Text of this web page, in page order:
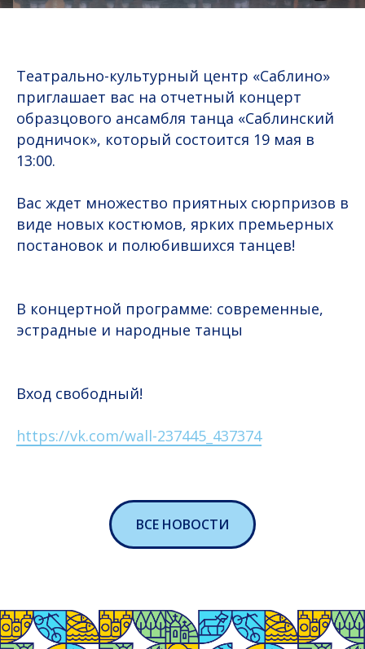
Театрально-культурный центр «Саблино»
приглашает вас на отчетный концерт
образцового ансамбля танца «Саблинский
родничок», который состоится 19 мая в
13:00.
Вас ждет множество приятных сюрпризов в
виде новых костюмов, ярких премьерных
постановок и полюбившихся танцев!
В концертной программе: современные,
эстрадные и народные танцы
Вход свободный!
https://vk.com/wall-237445_437374
ВСЕ НОВОСТИ